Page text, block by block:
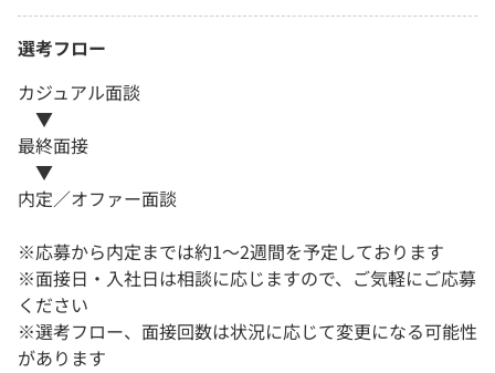
選考フロー
カジュアル面談
▼
最終面接
▼
内定／オファー面談
※応募から内定までは約1〜2週間を予定しております
※面接日・入社日は相談に応じますので、ご気軽にご応募
ください
※選考フロー、面接回数は状況に応じて変更になる可能性
があります